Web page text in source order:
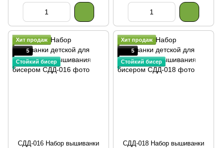
Хит продаж
5
Стойкий бисер
СДД-016 Набор вышиванки
Хит продаж
5
Стойкий бисер
СДД-018 Набор вышиванки